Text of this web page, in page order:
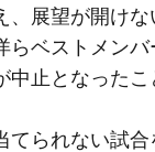
展望が開け
ベストメン
止となった
られない試